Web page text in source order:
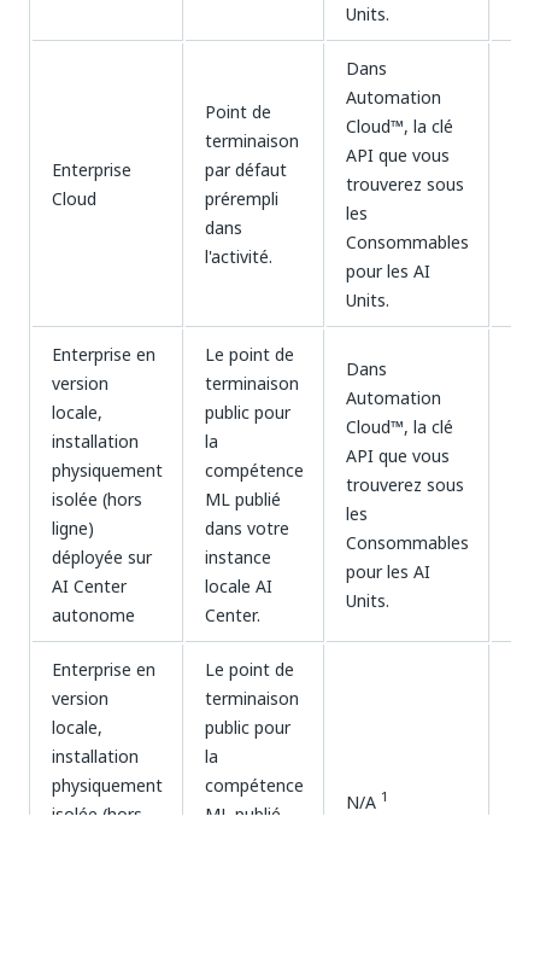
Units.
Enterprise
Cloud
Point de
terminaison
par défaut
prérempli
dans
l'activité.
Dans
Automation
Cloud™, la clé
API que vous
trouverez sous
les
Consommables
pour les AI
Units.
Enterprise en
version
locale,
installation
physiquement
isolée (hors
ligne)
déployée sur
AI Center
autonome
Le point de
terminaison
public pour
la
compétence
ML publié
dans votre
instance
locale AI
Center.
Dans
Automation
Cloud™, la clé
API que vous
trouverez sous
les
Consommables
pour les AI
Units.
Enterprise en
version
locale,
installation
physiquement
isolée (hors
Le point de
terminaison
public pour
la
compétence
ML publié
N/A 1